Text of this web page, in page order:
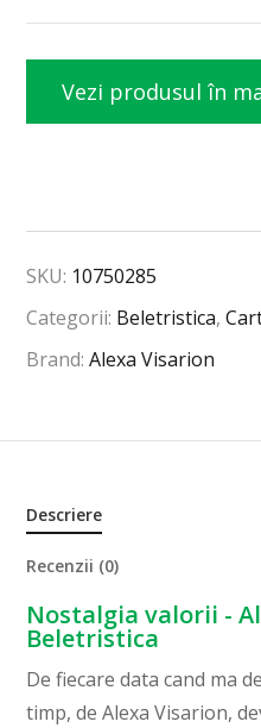
Vezi produsul în
SKU: 10750285
Categorii: Beletristica,
Brand:Alexa Visarion
Descriere
Recenzii (0)
Nostalgia valorii -
Beletristica
De fiecare data cand ma
timp, de Alexa Visarion,